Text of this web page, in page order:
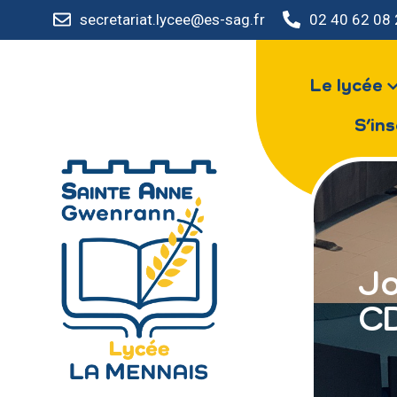
secretariat.lycee@es-sag.fr 02 40 62 08
Le lycée